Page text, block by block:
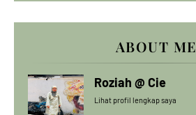
ABOUT ME
Roziah @ Cie
Lihat profil lengkap saya